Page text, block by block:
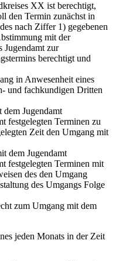
XX ist berechtigt,
den Termin zunächst in
nach Ziffer 1) gegebenen
mit der
Jugendamt zur
berechtigt und
in Anwesenheit eines
und fachkundigen Dritten
Jugendamt
festgelegten Terminen zu
Zeit den Umgang mit
dem Jugendamt
festgelegten Terminen mit
des den Umgang
des Umgangs Folge
zum Umgang mit dem
jeden Monats in der Zeit